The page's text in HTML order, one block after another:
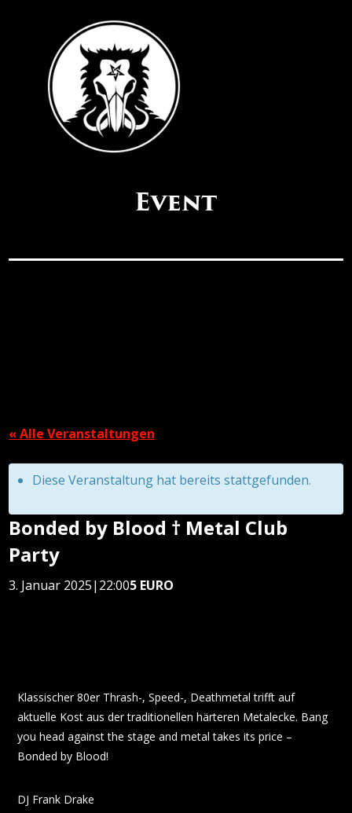
Event
« Alle Veranstaltungen
Diese Veranstaltung hat bereits stattgefunden.
Bonded by Blood † Metal Club
Party
3. Januar 2025|22:005 EURO
Klassischer 80er Thrash-, Speed-, Deathmetal trifft auf
aktuelle Kost aus der traditionellen härteren Metalecke. Bang
you head against the stage and metal takes its price –
Bonded by Blood!
DJ Frank Drake